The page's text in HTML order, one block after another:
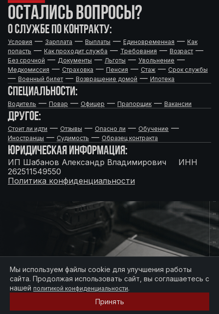
ОСТАЛИСЬ ВОПРОСЫ?
О СЛУЖБЕ ПО КОНТРАКТУ:
Условия — Зарплата — Выплаты — Единовременная — Как
попасть — Как проходит служба — Требования — Возраст —
Без срочной — Документы — Льготы — Увольнение —
Медкомиссия — Страховка — Пенсия — Стаж — Срок службы
— Военный билет — Возвращение домой — Ипотека
СПЕЦИАЛЬНОСТИ:
Водитель — Повар — Офицер — Прапорщик — Вакансии
ДРУГОЕ:
Стоит ли идти — Отзывы — Опасно ли — Обучение —
Иностранцы — Судимость — Образец контракта
ЮРИДИЧЕСКАЯ ИНФОРМАЦИЯ:
ИП Шабанов Александр Владимирович ИНН
262511549550
Политика конфиденциальности
Мы используем файлы cookie для улучшения работы
сайта. Продолжая использовать сайт, вы соглашаетесь с
нашей политикой конфиденциальности.
Принять